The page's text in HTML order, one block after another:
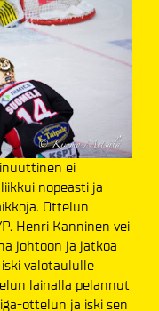
ei
nopeasti ja
Ottelun
Henri Kanninen vei
johtoon ja jatkoa
valotaululle
lainalla pelannut
ottelun ja iski sen